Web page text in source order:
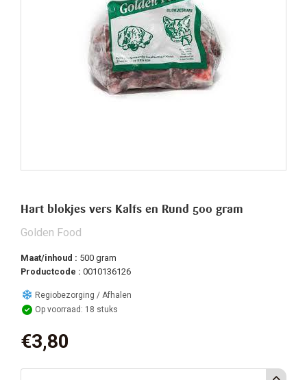
Hart blokjes vers Kalfs en Rund 500 gram
Golden Food
Maat/inhoud : 500 gram
Productcode : 0010136126
Regiobezorging / Afhalen
Op voorraad: 18 stuks
€3,80